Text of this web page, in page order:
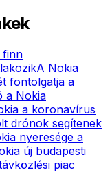
finn
A Nokia
fontolgatja a
a Nokia
a koronavírus
drónok segítenek
nyeresége a
új budapesti
piac